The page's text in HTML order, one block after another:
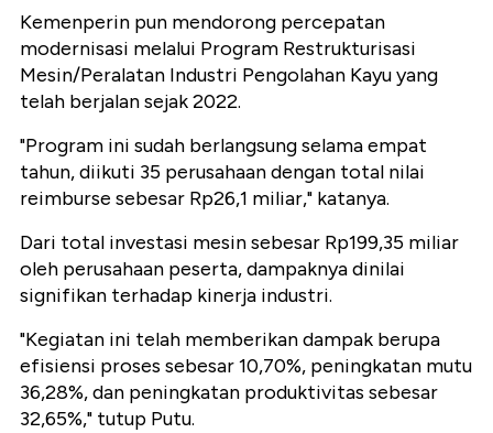
Kemenperin pun mendorong percepatan
modernisasi melalui Program Restrukturisasi
Mesin/Peralatan Industri Pengolahan Kayu yang
telah berjalan sejak 2022.
"Program ini sudah berlangsung selama empat
tahun, diikuti 35 perusahaan dengan total nilai
reimburse sebesar Rp26,1 miliar," katanya.
Dari total investasi mesin sebesar Rp199,35 miliar
oleh perusahaan peserta, dampaknya dinilai
signifikan terhadap kinerja industri.
"Kegiatan ini telah memberikan dampak berupa
efisiensi proses sebesar 10,70%, peningkatan mutu
36,28%, dan peningkatan produktivitas sebesar
32,65%," tutup Putu.